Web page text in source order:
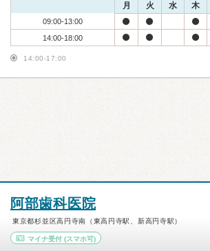
月 火 水 木
09:00-13:00
14:00-18:00
14:00-17:00
阿部歯科医院
東京都杉並区高円寺南（東高円寺駅、新高円寺駅）
マイナ受付 (スマホ可)